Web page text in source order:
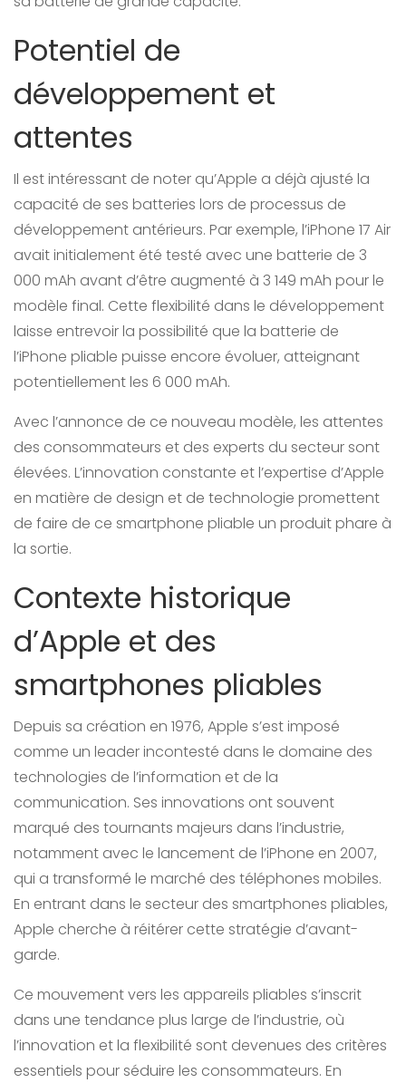
Potentiel de
développement et
attentes
Il est intéressant de noter qu’Apple a déjà ajusté la
capacité de ses batteries lors de processus de
développement antérieurs. Par exemple, l’iPhone 17 Air
avait initialement été testé avec une batterie de 3
000 mAh avant d’être augmenté à 3 149 mAh pour le
modèle final. Cette flexibilité dans le développement
laisse entrevoir la possibilité que la batterie de
l’iPhone pliable puisse encore évoluer, atteignant
potentiellement les 6 000 mAh.
Avec l’annonce de ce nouveau modèle, les attentes
des consommateurs et des experts du secteur sont
élevées. L’innovation constante et l’expertise d’Apple
en matière de design et de technologie promettent
de faire de ce smartphone pliable un produit phare à
la sortie.
Contexte historique
d’Apple et des
smartphones pliables
Depuis sa création en 1976, Apple s’est imposé
comme un leader incontesté dans le domaine des
technologies de l’information et de la
communication. Ses innovations ont souvent
marqué des tournants majeurs dans l’industrie,
notamment avec le lancement de l’iPhone en 2007,
qui a transformé le marché des téléphones mobiles.
En entrant dans le secteur des smartphones pliables,
Apple cherche à réitérer cette stratégie d’avant-
garde.
Ce mouvement vers les appareils pliables s’inscrit
dans une tendance plus large de l’industrie, où
l’innovation et la flexibilité sont devenues des critères
essentiels pour séduire les consommateurs. En